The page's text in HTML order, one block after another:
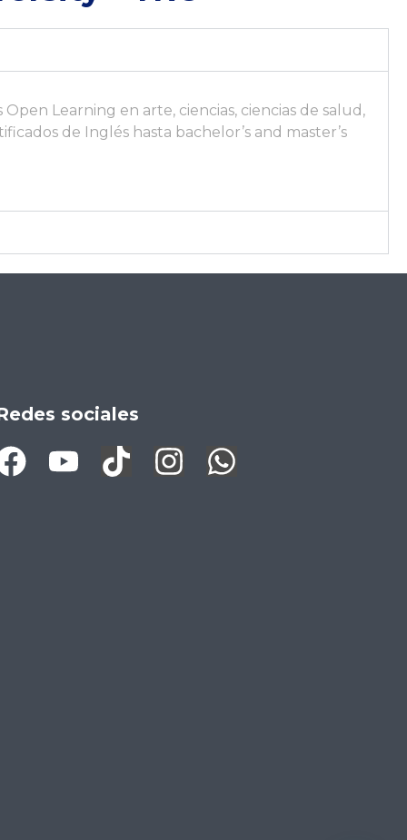
Learning en arte, ciencias, ciencias de salud,
de Inglés hasta bachelor’s and master’s
sociales